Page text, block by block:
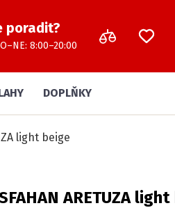
poradit?
8:00–20:00
DOPLŇKY
light beige
ARETUZA